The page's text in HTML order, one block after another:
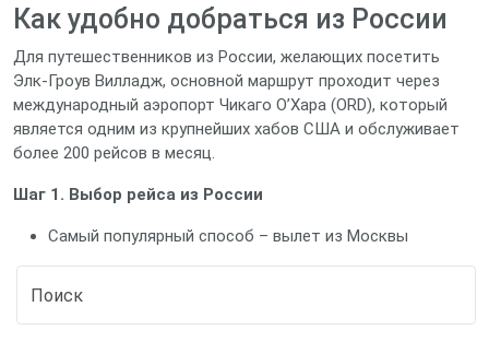
Как удобно добраться из России
Для путешественников из России, желающих посетить
Элк‑Гроув Вилладж, основной маршрут проходит через
международный аэропорт Чикаго О’Хара (ORD), который
является одним из крупнейших хабов США и обслуживает
более 200 рейсов в месяц.
Шаг 1. Выбор рейса из России
Самый популярный способ – вылет из Москвы